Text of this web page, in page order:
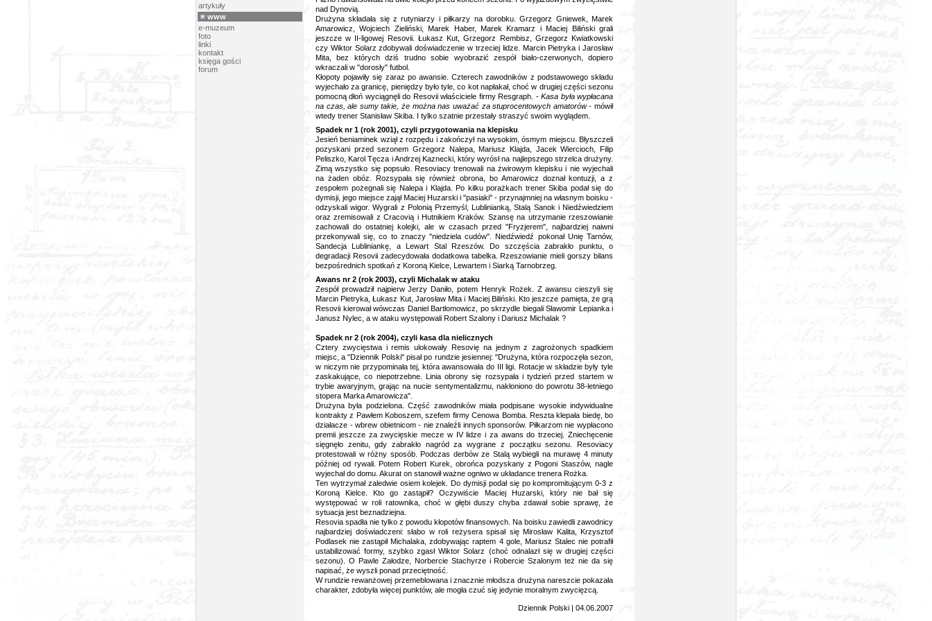
artykuły
www
e-muzeum
foto
linki
kontakt
księga gości
forum
nad Dynovią.
Drużyna składała się z rutyniarzy i piłkarzy na dorobku. Grzegorz Gniewek, Marek
Amarowicz, Wojciech Zieliński, Marek Haber, Marek Kramarz i Maciej Biliński grali
jeszcze w II-ligowej Resovii. Łukasz Kut, Grzegorz Rembisz, Grzegorz Kwiatkowski
czy Wiktor Solarz zdobywali doświadczenie w trzeciej lidze. Marcin Pietryka i Jarosław
Mita, bez których dziś trudno sobie wyobrazić zespół biało-czerwonych, dopiero
wkraczali w "dorosły" futbol.
Kłopoty pojawiły się zaraz po awansie. Czterech zawodników z podstawowego składu
wyjechało za granicę, pieniędzy było tyle, co kot napłakał, choć w drugiej części sezonu
pomocną dłoń wyciągnęli do Resovii właściciele firmy Resgraph. -Kasa była wypłacana
na czas, ale sumy takie, że można nas uważać za stuprocentowych amatorów- mówił
wtedy trener Stanisław Skiba. I tylko szatnie przestały straszyć swoim wyglądem.
Spadek nr 1 (rok 2001), czyli przygotowania na klepisku
Jesień beniaminek wziął z rozpędu i zakończył na wysokim, ósmym miejscu. Błyszczeli
pozyskani przed sezonem Grzegorz Nalepa, Mariusz Klajda, Jacek Wiercioch, Filip
Peliszko, Karol Tęcza i Andrzej Kaznecki, który wyrósł na najlepszego strzelca drużyny.
Zimą wszystko się popsuło. Resoviacy trenowali na żwirowym klepisku i nie wyjechali
na żaden obóz. Rozsypała się również obrona, bo Amarowicz doznał kontuzji, a z
zespołem pożegnali się Nalepa i Klajda. Po kilku porażkach trener Skiba podał się do
dymisji, jego miejsce zajął Maciej Huzarski i "pasiaki" - przynajmniej na własnym boisku -
odzyskali wigor. Wygrali z Polonią Przemyśl, Lublinianką, Stalą Sanok i Niedźwiedziem
oraz zremisowali z Cracovią i Hutnikiem Kraków. Szansę na utrzymanie rzeszowianie
zachowali do ostatniej kolejki, ale w czasach przed "Fryzjerem", najbardziej naiwni
przekonywali się, co to znaczy "niedziela cudów". Niedźwiedź pokonał Unię Tarnów,
Sandecja Lubliniankę, a Lewart Stal Rzeszów. Do szczęścia zabrakło punktu, o
degradacji Resovii zadecydowała dodatkowa tabelka. Rzeszowianie mieli gorszy bilans
bezpośrednich spotkań z Koroną Kielce, Lewartem i Siarką Tarnobrzeg.
Awans nr 2 (rok 2003), czyli Michalak w ataku
Zespół prowadził najpierw Jerzy Daniło, potem Henryk Rożek. Z awansu cieszyli się
Marcin Pietryka, Łukasz Kut, Jarosław Mita i Maciej Biliński. Kto jeszcze pamięta, że grą
Resovii kierował wówczas Daniel Bartłomowicz, po skrzydle biegali Sławomir Lepianka i
Janusz Nylec, a w ataku występowali Robert Szalony i Dariusz Michalak ?
Spadek nr 2 (rok 2004), czyli kasa dla nielicznych
Cztery zwycięstwa i remis ulokowały Resovię na jednym z zagrożonych spadkiem
miejsc, a "Dziennik Polski" pisał po rundzie jesiennej: "Drużyna, która rozpoczęła sezon,
w niczym nie przypominała tej, która awansowała do III ligi. Rotacje w składzie były tyle
zaskakujące, co niepotrzebne. Linia obrony się rozsypała i tydzień przed startem w
trybie awaryjnym, grając na nucie sentymentalizmu, nakłoniono do powrotu 38-letniego
stopera Marka Amarowicza".
Drużyna była podzielona. Część zawodników miała podpisane wysokie indywidualne
kontrakty z Pawłem Koboszem, szefem firmy Cenowa Bomba. Reszta klepała biedę, bo
działacze - wbrew obietnicom - nie znaleźli innych sponsorów. Piłkarzom nie wypłacono
premii jeszcze za zwycięskie mecze w IV lidze i za awans do trzeciej. Zniechęcenie
sięgnęło zenitu, gdy zabrakło nagród za wygrane z początku sezonu. Resoviacy
protestowali w różny sposób. Podczas derbów ze Stalą wybiegli na murawę 4 minuty
później od rywali. Potem Robert Kurek, obrońca pozyskany z Pogoni Staszów, nagle
wyjechał do domu. Akurat on stanowił ważne ogniwo w układance trenera Rożka.
Ten wytrzymał zaledwie osiem kolejek. Do dymisji podał się po kompromitującym 0-3 z
Koroną Kielce. Kto go zastąpił? Oczywiście Maciej Huzarski, który nie bał się
występować w roli ratownika, choć w głębi duszy chyba zdawał sobie sprawę, że
sytuacja jest beznadziejna.
Resovia spadła nie tylko z powodu kłopotów finansowych. Na boisku zawiedli zawodnicy
najbardziej doświadczeni: słabo w roli reżysera spisał się Mirosław Kalita, Krzysztof
Podlasek nie zastąpił Michalaka, zdobywając raptem 4 gole, Mariusz Stalec nie potrafił
ustabilizować formy, szybko zgasł Wiktor Solarz (choć odnalazł się w drugiej części
sezonu). O Pawle Załodze, Norbercie Stachyrze i Robercie Szalonym też nie da się
napisać, że wyszli ponad przeciętność.
W rundzie rewanżowej przemeblowana i znacznie młodsza drużyna nareszcie pokazała
charakter, zdobyła więcej punktów, ale mogła czuć się jedynie moralnym zwycięzcą.
Dziennik Polski | 04.06.2007